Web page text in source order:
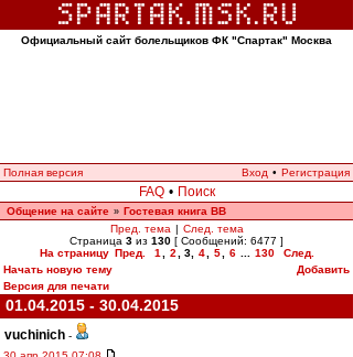
Официальный сайт болельщиков ФК "Спартак" Москва
Полная версия Вход • Регистрация
FAQ • Поиск
Общение на сайте » Гостевая книга ВВ
Пред. тема | След. тема
Страница 3 из 130 [ Сообщений: 6477 ]
На страницу Пред. 1 2 3, 4 5 6 130
След.
Начать новую тему
Добавить
Версия для печати
01.04.2015 - 30.04.2015
vuchinich -